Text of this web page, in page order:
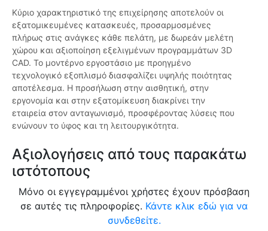
Κύριο χαρακτηριστικό της επιχείρησης αποτελούν οι
εξατομικευμένες κατασκευές, προσαρμοσμένες
πλήρως στις ανάγκες κάθε πελάτη, με δωρεάν μελέτη
χώρου και αξιοποίηση εξελιγμένων προγραμμάτων 3D
CAD. Το μοντέρνο εργοστάσιο με προηγμένο
τεχνολογικό εξοπλισμό διασφαλίζει υψηλής ποιότητας
αποτέλεσμα. Η προσήλωση στην αισθητική, στην
εργονομία και στην εξατομίκευση διακρίνει την
εταιρεία στον ανταγωνισμό, προσφέροντας λύσεις που
ενώνουν το ύφος και τη λειτουργικότητα.
Αξιολογήσεις από τους παρακάτω
ιστότοπους
Μόνο οι εγγεγραμμένοι χρήστες έχουν πρόσβαση
σε αυτές τις πληροφορίες. Κάντε κλικ εδώ για να
συνδεθείτε.